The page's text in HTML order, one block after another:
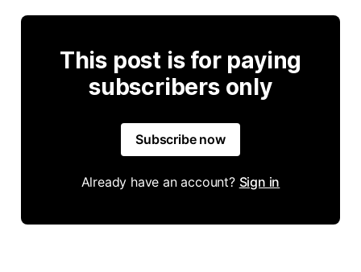
This post is for paying
subscribers only
Subscribe now
Already have an account? Sign in